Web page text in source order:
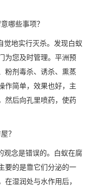
哪些事项？
地实行灭杀。发现白蚁
为您及时管理。平洲预
粉剂毒杀、诱杀、熏蒸
作简单，效果也好，主
然后向孔里喷药，使药
？
观念是错误的。白蚁在腐
要的是靠它们分泌的一
湿润处与水作用后，